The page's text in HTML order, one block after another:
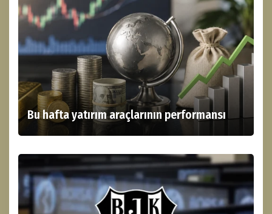
Bu hafta yatırım araçlarının performansı